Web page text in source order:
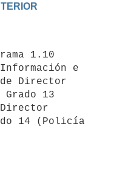
1.10
e
Director
13
14 (Policía